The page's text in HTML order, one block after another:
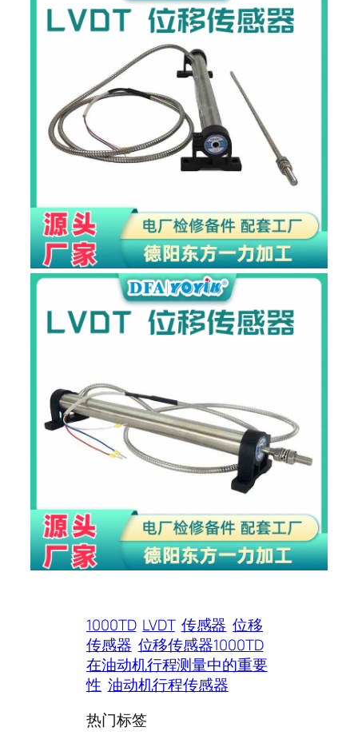
1000TD LVDT 传感器 位移
传感器 位移传感器1000TD
在油动机行程测量中的重要
性 油动机行程传感器
热门标签